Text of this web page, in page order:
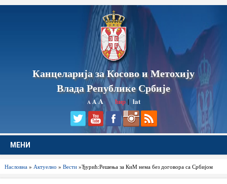
Канцеларија за Косово и Метохију
Влада Републике Србије
A AA ћир|lat
МЕНИ
Насловна» Актуелно » Вести»Ђурић:Решења за КиМ нема без договора са Србијом